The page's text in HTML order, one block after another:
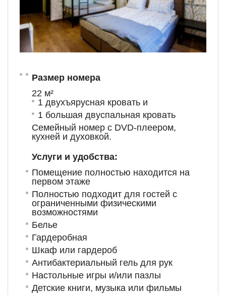
Размер номера
22 м²
1 двухъярусная кровать и
1 большая двуспальная кровать
Семейный номер с DVD-плеером,
кухней и духовкой.
Услуги и удобства: ​
Помещение полностью находится на
первом этаже
Полностью подходит для гостей с
ограниченными физическими
возможностями
Белье
Гардеробная
Шкаф или гардероб
Антибактериальный гель для рук
Настольные игры и/или пазлы
Детские книги, музыка или фильмы